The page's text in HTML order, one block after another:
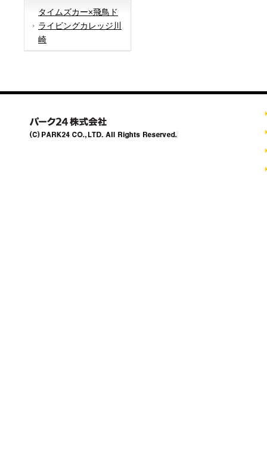
タイムズカー×飛鳥ド
ライビングカレッジ川
崎